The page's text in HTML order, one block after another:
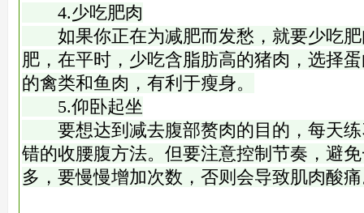
4.少吃肥肉
如果你正在为减肥而发愁，就要少吃肥
肥，在平时，少吃含脂肪高的猪肉，选择
的禽类和鱼肉，有利于瘦身。
5.仰卧起坐
要想达到减去腹部赘肉的目的，每天练
错的收腰腹方法。但要注意控制节奏，避
多，要慢慢增加次数，否则会导致肌肉酸